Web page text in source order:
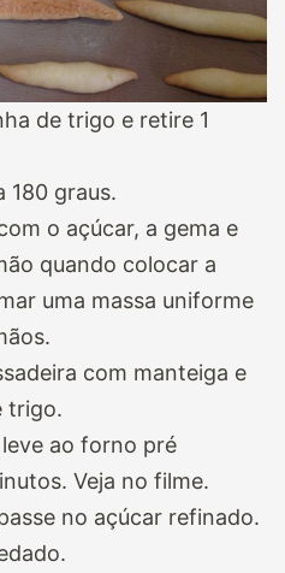
de trigo e retire 1
180 graus.
o açúcar, a gema e
quando colocar a
uma massa uniforme
com manteiga e
trigo.
ao forno pré
Veja no filme.
no açúcar refinado.